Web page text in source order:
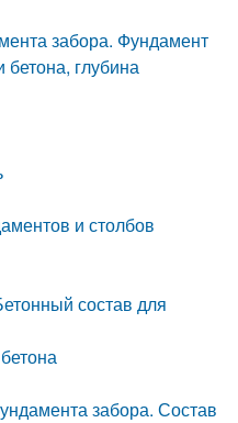
забора. Фундамент
глубина
и столбов
состав для
забора. Состав